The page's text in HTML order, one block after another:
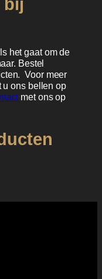
bij
het gaat om de
Bestel
Voor meer
u ons bellen op
met ons op